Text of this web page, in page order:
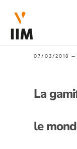
07/03/2018 —
La
le